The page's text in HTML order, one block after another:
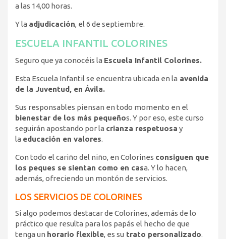
a las 14,00 horas.
Y la adjudicación, el 6 de septiembre.
ESCUELA INFANTIL COLORINES
Seguro que ya conocéis la Escuela Infantil Colorines.
Esta Escuela Infantil se encuentra ubicada en la avenida
de la Juventud, en Ávila.
Sus responsables piensan en todo momento en el
bienestar de los más pequeños. Y por eso, este curso
seguirán apostando por la crianza respetuosa y
la educación en valores.
Con todo el cariño del niño, en Colorines consiguen que
los peques se sientan como en casa. Y lo hacen,
además, ofreciendo un montón de servicios.
LOS SERVICIOS DE COLORINES
Si algo podemos destacar de Colorines, además de lo
práctico que resulta para los papás el hecho de que
tenga un horario flexible, es su trato personalizado.